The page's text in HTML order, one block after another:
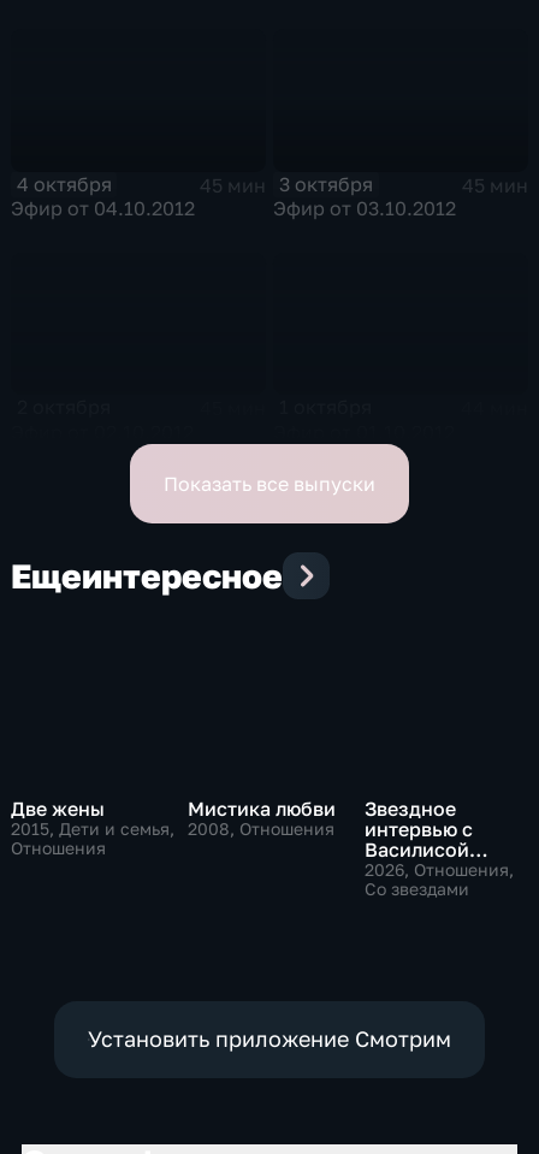
4 октября
45 мин
Эфир от 04.10.2012
3 октября
45 мин
Эфир от 03.10.2012
Показать все выпуски
Ещеинтересное
Две жены
2015, Дети и семья,
Отношения
Мистика любви
2008, Отношения
Звездное
интервью с
Василисой
Володиной
2026, Отношения,
Со звездами
Установить приложение Смотрим